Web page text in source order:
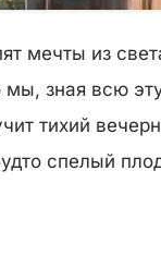
мечты из
мы, зная всю
тихий
спелый